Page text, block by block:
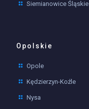
Siemianowice Śląskie
Opolskie
Opole
Kędzierzyn-Koźle
Nysa